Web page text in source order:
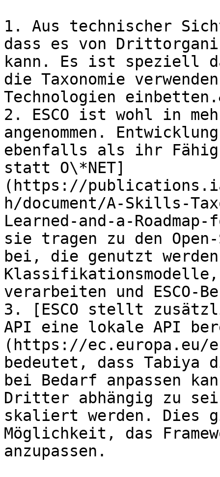
1. Aus technischer
dass es von
kann. Es ist speziell
die Taxonomie
Technologien
2. ESCO ist wohl in
angenommen.
ebenfalls als ihr
statt O\*NET]
(https://
h/document/A-Skills-
Learned-and-a-
sie tragen zu den Open-
bei, die genutzt
verarbeiten und ESCO-
3. [ESCO stellt
API eine lokale API
(https://ec.europa.eu/
bedeutet, dass Tabiya
bei Bedarf anpassen
Dritter abhängig zu
skaliert werden. Dies
Möglichkeit, das
anzupassen.